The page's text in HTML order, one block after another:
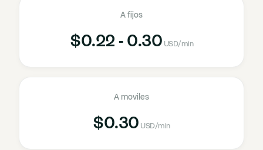
A fijos
$0.22 - 0.30 USD/min
A moviles
$0.30 USD/min